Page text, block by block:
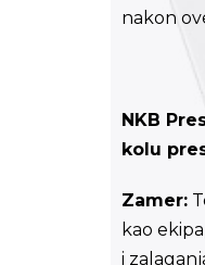
nakon
NKB
kolu
Zamer:
kao
i